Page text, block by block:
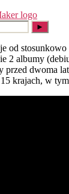
od stosunkowo
2 albumy
przed dwoma
krajach, w